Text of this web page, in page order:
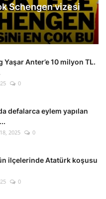
Schengen vizesi
Anter’e 10 milyon TL.
0
defalarca eylem yapılan
2025 0
ilçelerinde Atatürk koşusu
0